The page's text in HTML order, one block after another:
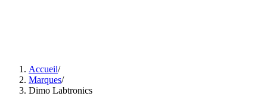
Accueil/
Marques/
Dimo Labtronics